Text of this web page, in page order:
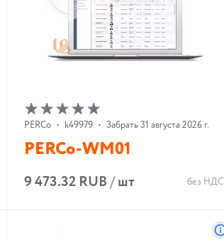
В корзину
PERCo • k49979 • Забрать 31 августа 2026 г.
PERCo-WM01
9 473.32 RUB/шт без НДС